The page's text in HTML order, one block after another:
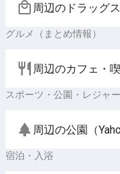
周辺のドラッグ
グルメ（まとめ情報）
周辺のカフェ・
スポーツ・公園・レジャー
周辺の公園（
宿泊・入浴